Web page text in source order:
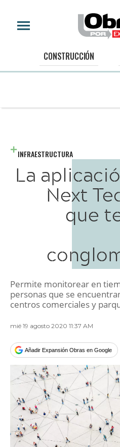
CONSTRUCCIÓN
INFRAESTRUCTURA
La
Next
que
Permite monitorear en
personas que se
centros comerciales y
mié 19 agosto 2020 11:37 AM
Añadir Expansión Obras en Google